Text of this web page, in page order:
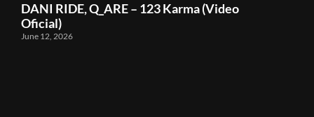
DANI RIDE, Q_ARE – 123 Karma (Video
Oficial)
June 12, 2026